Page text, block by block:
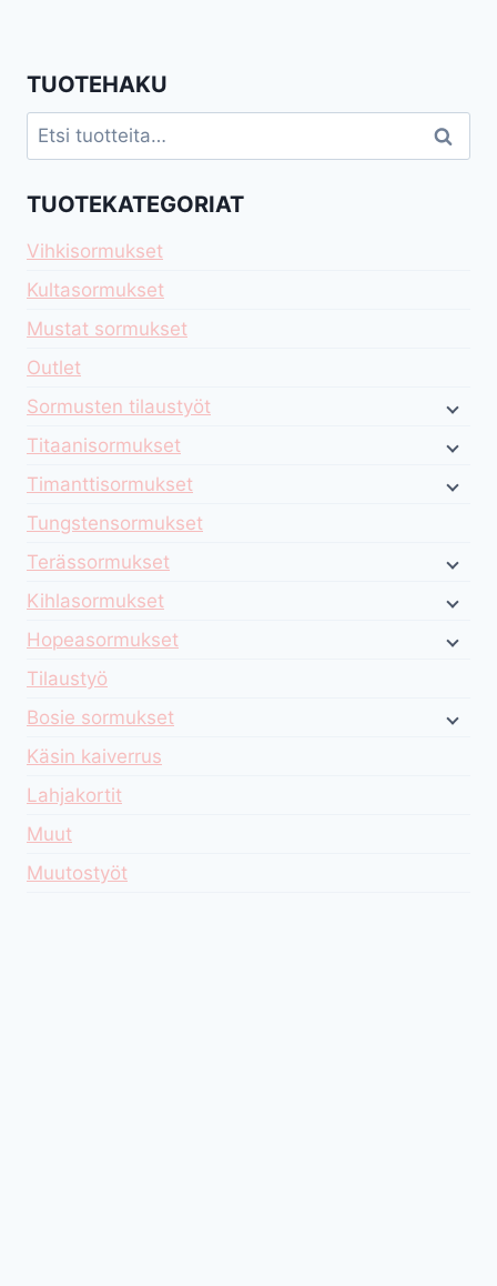
TUOTEHAKU
Etsi: Haku
TUOTEKATEGORIAT
Vihkisormukset
Kultasormukset
Mustat sormukset
Outlet
Sormusten tilaustyöt
Titaanisormukset
Timanttisormukset
Tungstensormukset
Terässormukset
Kihlasormukset
Hopeasormukset
Tilaustyö
Bosie sormukset
Käsin kaiverrus
Lahjakortit
Muut
Muutostyöt